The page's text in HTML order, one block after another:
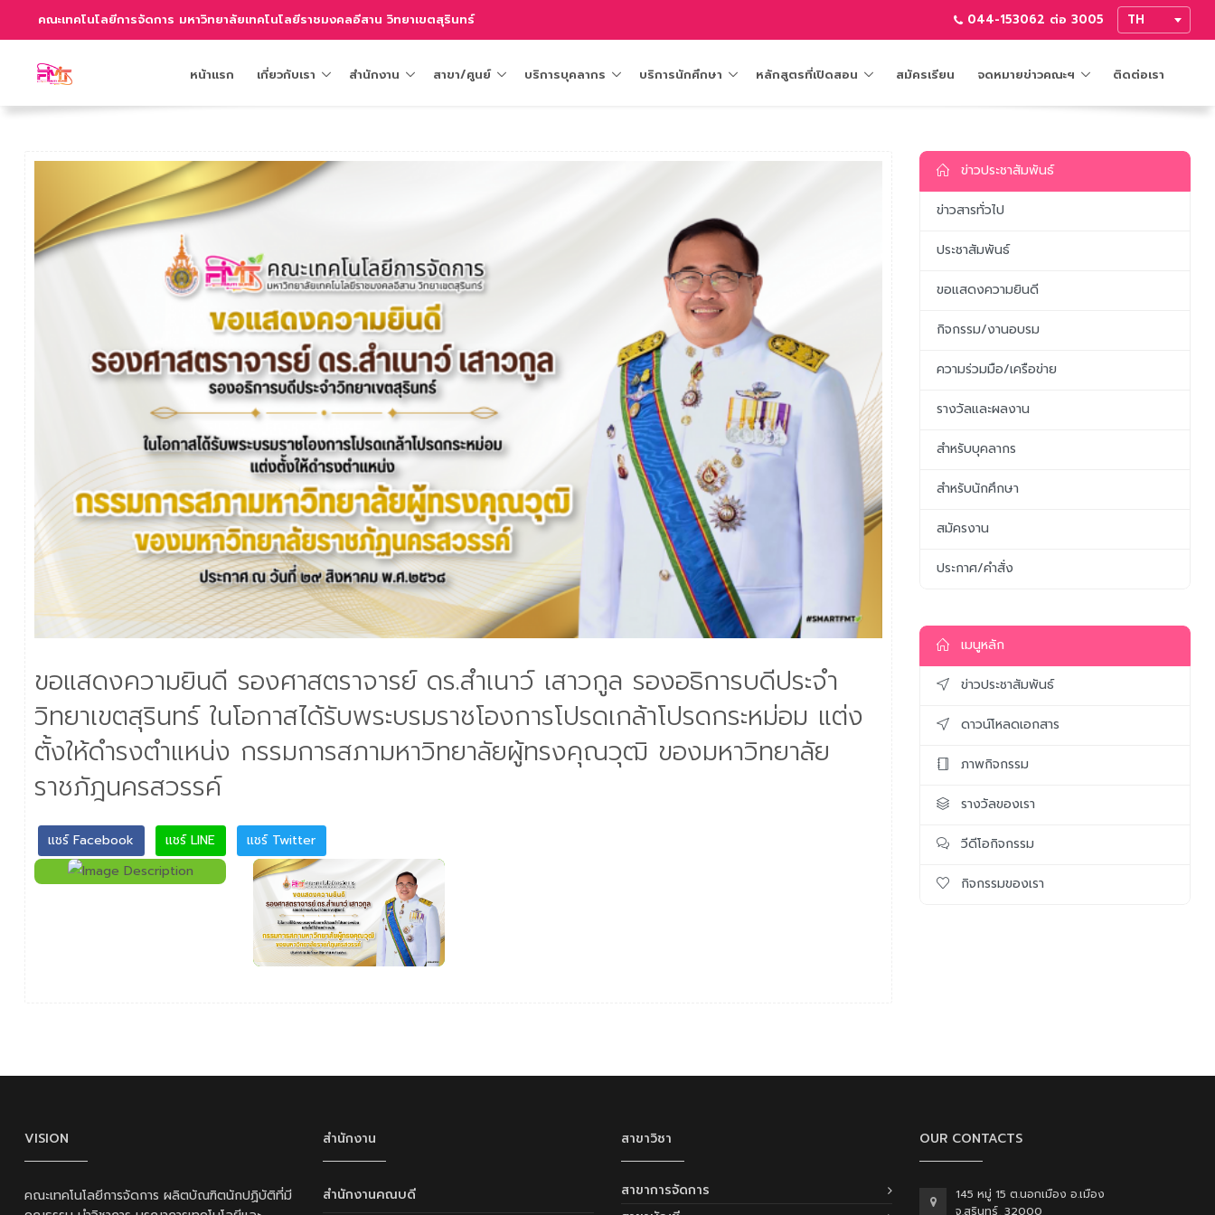
คณะเทคโนโลยีการจัดการ มหาวิทยาลัยเทคโนโลยีราชมงคลอีสาน วิทยาเขตสุรินทร์ 044-153062 ต่อ 3005
หน้าแรก เกี่ยวกับเรา สำนักงาน สาขา/ศูนย์ บริการบุคลากร บริการนักศึกษา หลักสูตรที่เปิดสอน สมัครเรียน จดหมายข่าวคณะฯ ติดต่อเรา
ขอแสดงความยินดี รองศาสตราจารย์ ดร.สำเนาว์ เสาวกูล รองอธิการบดีประจำ
วิทยาเขตสุรินทร์ ในโอกาสได้รับพระบรมราชโองการโปรดเกล้าโปรดกระหม่อม แต่ง
ตั้งให้ดำรงตำแหน่ง กรรมการสภามหาวิทยาลัยผู้ทรงคุณวุฒิ ของมหาวิทยาลัย
ราชภัฎนครสวรรค์
แชร์ Facebook แชร์ LINE แชร์ Twitter
ข่าวประชาสัมพันธ์
ข่าวสารทั่วไป
ประชาสัมพันธ์
ขอแสดงความยินดี
กิจกรรม/งานอบรม
ความร่วมมือ/เครือข่าย
รางวัลและผลงาน
สำหรับบุคลากร
สำหรับนักศึกษา
สมัครงาน
ประกาศ/คำสั่ง
เมนูหลัก
ข่าวประชาสัมพันธ์
ดาวน์โหลดเอกสาร
ภาพกิจกรรม
รางวัลของเรา
วีดีโอกิจกรรม
กิจกรรมของเรา
VISION
คณะเทคโนโลยีการจัดการ ผลิตบัณฑิตนักปฏิบัติที่มี
สำนักงาน
สำนักงานคณบดี
สาขาวิชา
สาขาการจัดการ
OUR CONTACTS
145 หมู่ 15 ต.นอกเมือง อ.เมือง